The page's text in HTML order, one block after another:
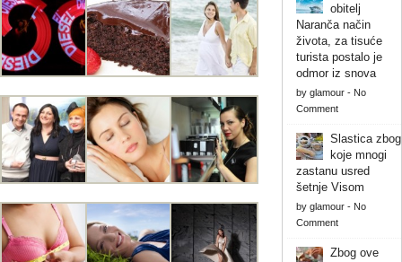
obitelj
Naranča način
života, za tisuće
turista postalo je
odmor iz snova
by glamour- No
Comment
Slastica zbog
koje mnogi
zastanu usred
šetnje Visom
by glamour- No
Comment
Zbog ove